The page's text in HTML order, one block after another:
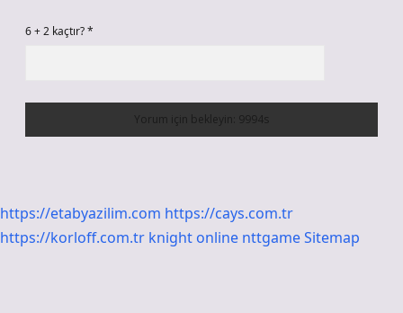
6 + 2 kaçtır?*
https://etabyazilim.com https://cays.com.tr
https://korloff.com.tr knight online nttgameSitemap